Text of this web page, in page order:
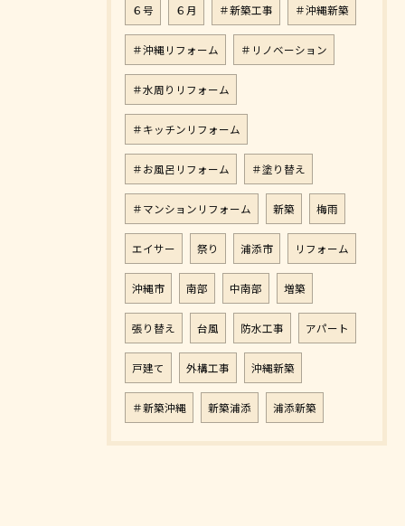
６号 ６月 ＃新築工事 ＃沖縄新築
＃沖縄リフォーム ＃リノベーション
＃水周りリフォーム
＃キッチンリフォーム
＃お風呂リフォーム ＃塗り替え
＃マンションリフォーム 新築 梅雨
エイサー 祭り 浦添市 リフォーム
沖縄市 南部 中南部 増築
張り替え 台風 防水工事 アパート
戸建て 外構工事 沖縄新築
＃新築沖縄 新築浦添 浦添新築